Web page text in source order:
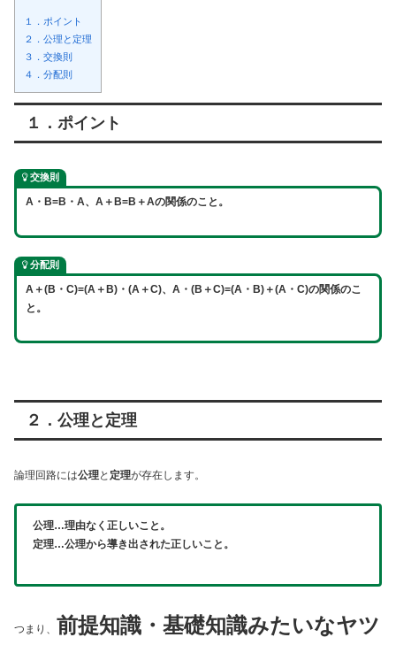
１．ポイント
２．公理と定理
３．交換則
４．分配則
１．ポイント
交換則
A・B=B・A、 A＋B=B＋Aの関係のこと。
分配則
A＋(B・C)=(A＋B)・(A＋C)、A・(B＋C)=(A・B)＋(A・C)の関係のこ
と。
２．公理と定理
論理回路には公理と 定理が存在します。
公理…理由なく正しいこと。
定理…公理から導き出された正しいこと。
つまり、 前提知識・基礎知識みたいなヤツ